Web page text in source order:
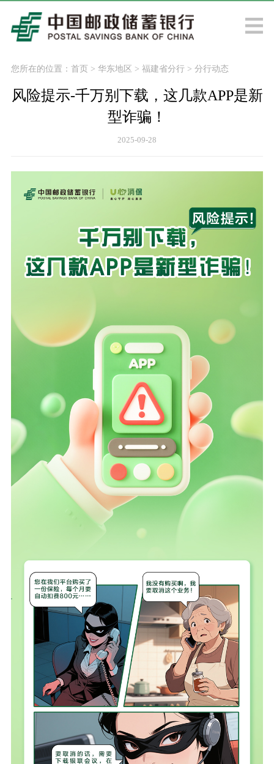
您所在的位置： 首页> 华东地区 > 福建省分行> 分行动态
风险提示-千万别下载，这几款APP是新
型诈骗！
2025-09-28